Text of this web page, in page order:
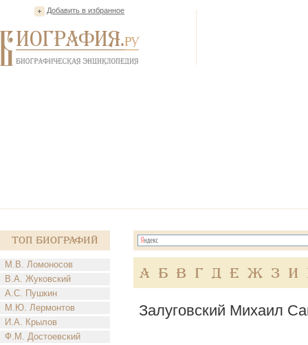
Добавить в избранное
Топ Биографий
М.В. Ломоносов
В.А. Жуковский
А.С. Пушкин
М.Ю. Лермонтов
И.А. Крылов
Ф.М. Достоевский
А Б В Г Д Е Ж З И
Залуговский Михаил